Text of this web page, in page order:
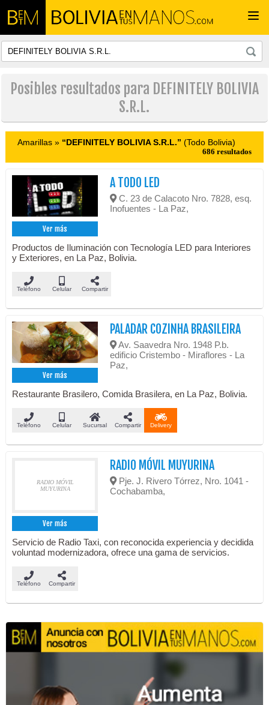
Posibles resultados para DEFINITELY BOLIVIA
S.R.L.
Amarillas » “DEFINITELY BOLIVIA S.R.L.” (Todo Bolivia)
686 resultados
Ver más
A TODO LED
C. 23 de Calacoto Nro. 7828, esq.
Inofuentes - La Paz,
Productos de Iluminación con Tecnología LED para Interiores
y Exteriores, en La Paz, Bolivia.
Teléfono Celular Compartir
Ver más
PALADAR COZINHA BRASILEIRA
Av. Saavedra Nro. 1948 P.b.
edificio Cristembo - Miraflores - La
Paz,
Restaurante Brasilero, Comida Brasilera, en La Paz, Bolivia.
Teléfono Celular Sucursal Compartir Delivery
RADIO MÓVIL
MUYURINA
Ver más
RADIO MÓVIL MUYURINA
Pje. J. Rivero Tórrez, Nro. 1041 -
Cochabamba,
Servicio de Radio Taxi, con reconocida experiencia y decidida
voluntad modernizadora, ofrece una gama de servicios.
Teléfono Compartir